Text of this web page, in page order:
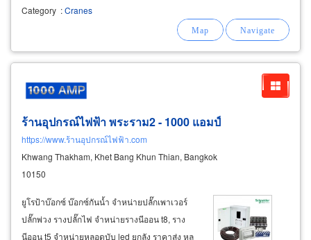
, alarm bells, and sirens.
Category :Cranes
ร้านอุปกรณ์ไฟฟ้า พระราม2 - 1000 แอมป์
https://www.ร้านอุปกรณ์ไฟฟ้า.com
Khwang Thakham, Khet Bang Khun Thian, Bangkok
10150
ยูโรป้าบ๊อกซ์ บ๊อกซ์กันน้ำ จำหน่ายปลั๊กเพาเวอร์
ปลั๊กพ่วง รางปลั๊กไฟ จำหน่ายรางนีออน t8, ราง
นีออน t5 จำหน่ายหลอดบับ led ยกลัง ราคาส่ง หล